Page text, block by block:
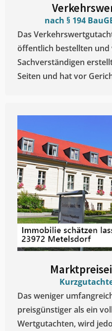
nach § 194
Das
öffentlich bestellten und
Sachverständigen
Seiten und hat vor
Das weniger
preisgünstiger als ein
Wertgutachten, wird